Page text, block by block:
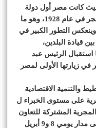
كانت مصر أول دولة
عربية تقيم علاقات دبلوماسية مع المجر في عام 1928، وهو ما
التطور الكبير في
قيادة البلدين،
استقبال الرئيس عبد
في زيارتها الأولى لمصر
والتنمية الاقتصادية
على مستوى الخبراء ل
المشتركة للتعاون
الاقتصادي والعلمي والفني، وذلك على مدار يومي 8 و9 أبريل